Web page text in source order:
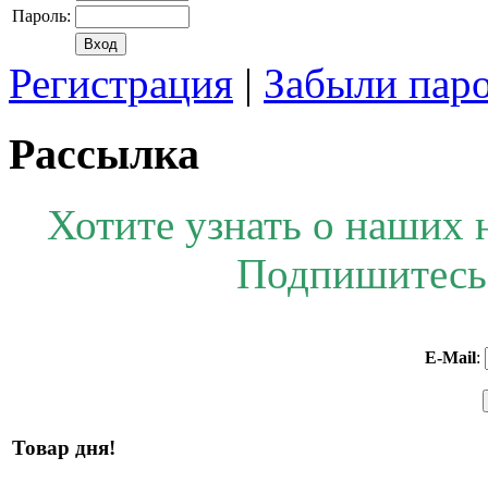
Пароль:
Регистрация | Забыли
Рассылка
Хотите узнать о наших
E-Mail:
Товар дня!